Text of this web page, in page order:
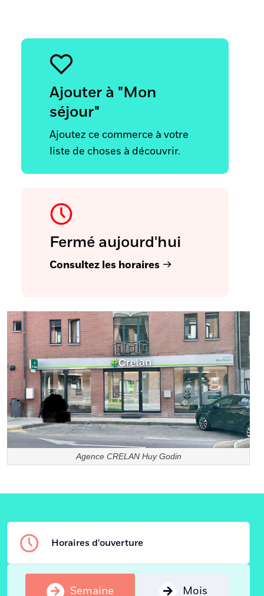
Ajouter à "Mon
séjour"
Ajoutez ce commerce à votre
liste de choses à découvrir.
Fermé aujourd'hui
Consultez les horaires
Agence CRELAN Huy Godin
Horaires d'ouverture
Semaine Mois